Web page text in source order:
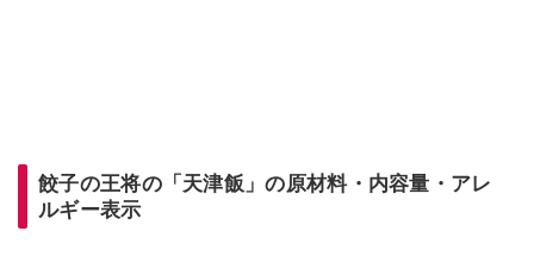
餃子の王将の「天津飯」の原材料・内容量・アレ
ルギー表示